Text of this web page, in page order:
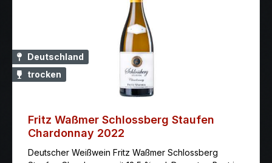
Deutschland
trocken
Fritz Waßmer Schlossberg Staufen
Chardonnay 2022
Deutscher Weißwein Fritz Waßmer Schlossberg